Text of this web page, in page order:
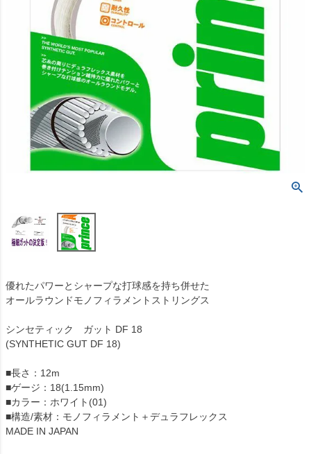
優れたパワーとシャープな打球感を持ち併せた
オールラウンドモノフィラメントストリングス
シンセティック ガット DF 18
(SYNTHETIC GUT DF 18)
■長さ：12m
■ゲージ：18(1.15mm)
■カラー：ホワイト(01)
■構造/素材：モノフィラメント＋デュラフレックス
MADE IN JAPAN